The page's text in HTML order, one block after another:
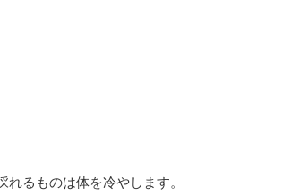
るものは体を冷やします。